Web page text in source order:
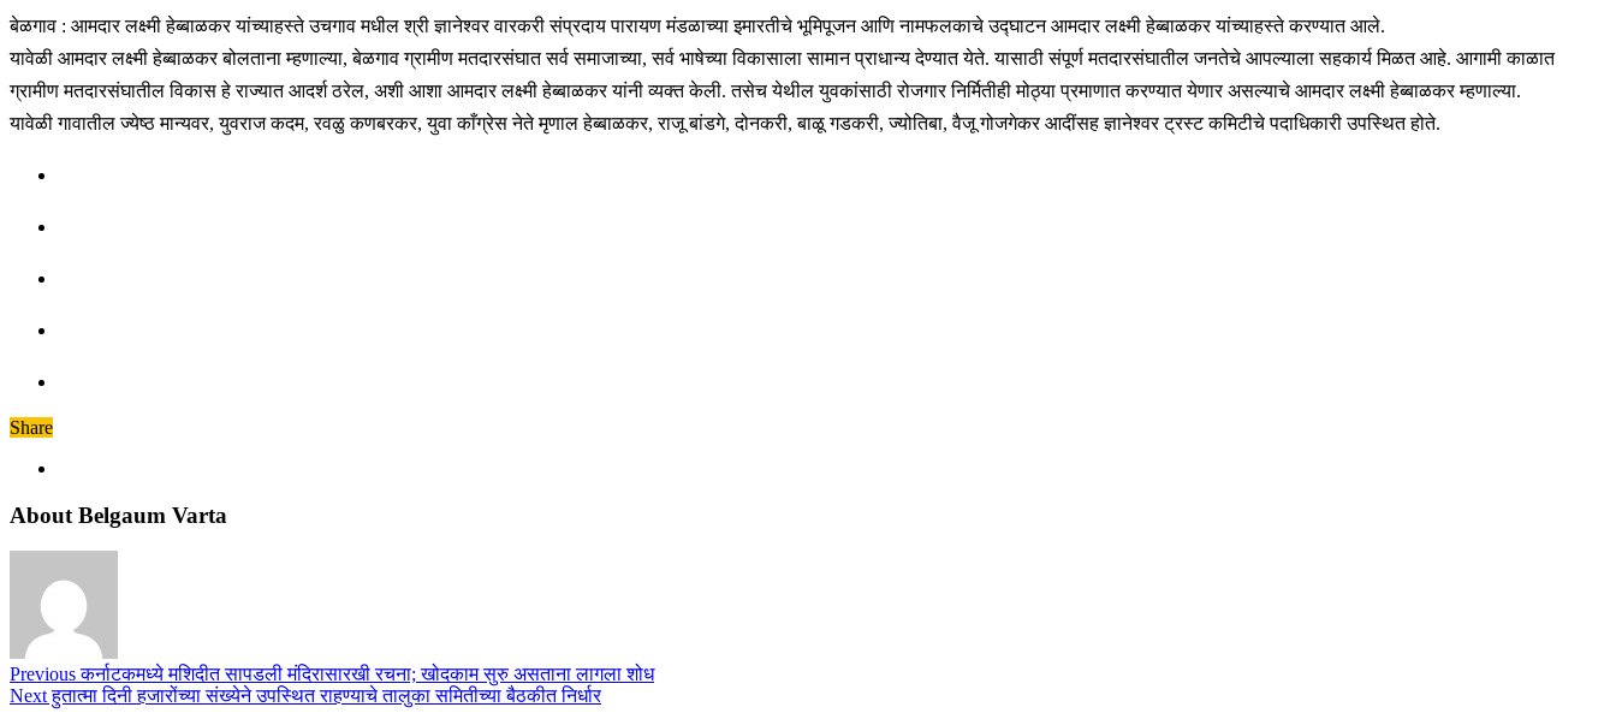
बेळगाव : आमदार लक्ष्मी हेब्बाळकर यांच्याहस्ते उचगाव मधील श्री ज्ञानेश्वर वारकरी संप्रदाय पारायण मंडळाच्या इमारतीचे भूमिपूजन आणि नामफलकाचे उद्घाटन आमदार लक्ष्मी हेब्बाळकर यांच्याहस्ते करण्यात आले.
यावेळी आमदार लक्ष्मी हेब्बाळकर बोलताना म्हणाल्या, बेळगाव ग्रामीण मतदारसंघात सर्व समाजाच्या, सर्व भाषेच्या विकासाला सामान प्राधान्य देण्यात येते. यासाठी संपूर्ण मतदारसंघातील जनतेचे आपल्याला सहकार्य मिळत आहे. आगामी काळात
ग्रामीण मतदारसंघातील विकास हे राज्यात आदर्श ठरेल, अशी आशा आमदार लक्ष्मी हेब्बाळकर यांनी व्यक्त केली. तसेच येथील युवकांसाठी रोजगार निर्मितीही मोठ्या प्रमाणात करण्यात येणार असल्याचे आमदार लक्ष्मी हेब्बाळकर म्हणाल्या.
यावेळी गावातील ज्येष्ठ मान्यवर, युवराज कदम, रवळु कणबरकर, युवा काँग्रेस नेते मृणाल हेब्बाळकर, राजू बांडगे, दोनकरी, बाळू गडकरी, ज्योतिबा, वैजू गोजगेकर आदींसह ज्ञानेश्वर ट्रस्ट कमिटीचे पदाधिकारी उपस्थित होते.
Share
About Belgaum Varta
Previousकर्नाटकमध्ये मशिदीत सापडली मंदिरासारखी रचना; खोदकाम सुरु असताना लागला शोध
Nextहुतात्मा दिनी हजारोंच्या संख्येने उपस्थित राहण्याचे तालुका समितीच्या बैठकीत निर्धार